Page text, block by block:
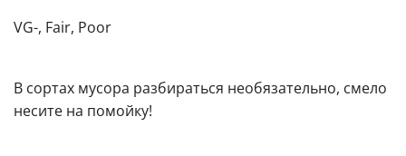
VG-, Fair, Poor
В сортах мусора разбираться необязательно, смело
несите на помойку!